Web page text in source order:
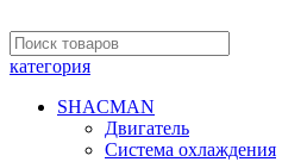
категория
SHACMAN
Двигатель
Система охлаждения